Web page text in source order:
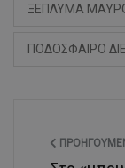
ΞΕΠΛΥΜΑ
ΠΟΔΟΣΦΑΙΡΟ